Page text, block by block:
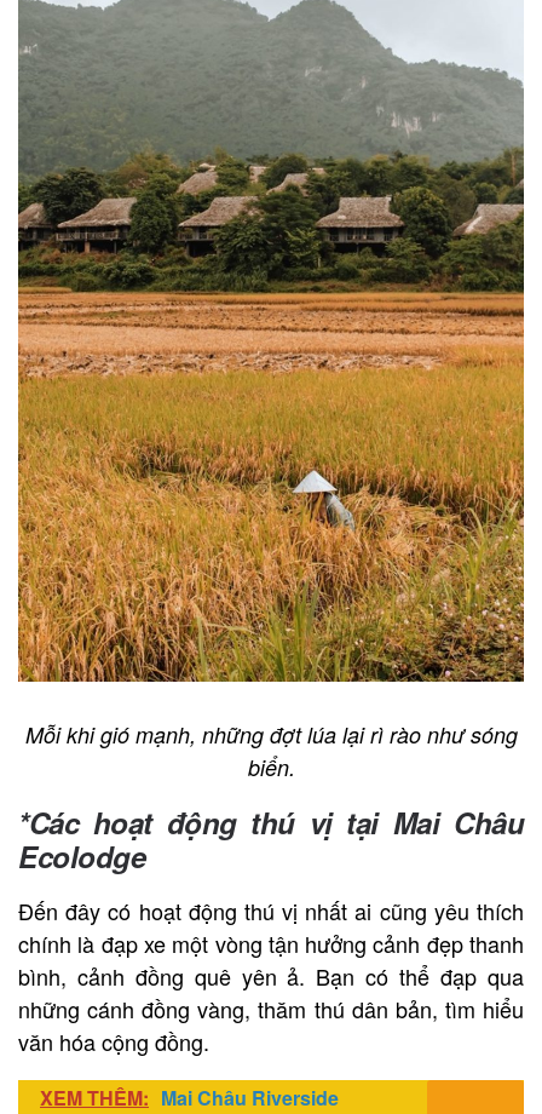
Mỗi khi gió mạnh, những đợt lúa lại rì rào như sóng
biển.
*Các hoạt động thú vị tại Mai Châu
Ecolodge
Đến đây có hoạt động thú vị nhất ai cũng yêu thích
chính là đạp xe một vòng tận hưởng cảnh đẹp thanh
bình, cảnh đồng quê yên ả. Bạn có thể đạp qua
những cánh đồng vàng, thăm thú dân bản, tìm hiểu
văn hóa cộng đồng.
XEM THÊM: Mai Châu Riverside